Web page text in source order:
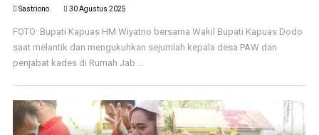
Sastriono 30 Agustus 2025
FOTO: Bupati Kapuas HM Wiyatno bersama Wakil Bupati Kapuas Dodo
saat melantik dan mengukuhkan sejumlah kepala desa PAW dan
penjabat kades di Rumah Jab ...